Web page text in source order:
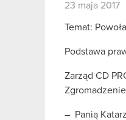
23 maja
Temat:
Podstawa
Zarząd CD
– Panią